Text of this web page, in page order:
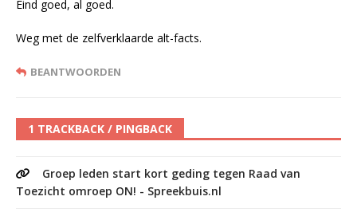
Eind goed, al goed.
Weg met de zelfverklaarde alt-facts.
BEANTWOORDEN
1 TRACKBACK / PINGBACK
Groep leden start kort geding tegen Raad van
Toezicht omroep ON! - Spreekbuis.nl